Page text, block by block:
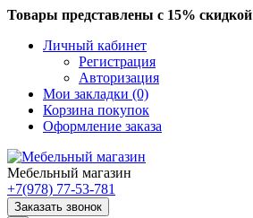
Товары представлены с 15% скидкой
Личный кабинет
Регистрация
Авторизация
Мои закладки (0)
Корзина покупок
Оформление заказа
Мебельный магазин
+7(978) 77-53-781
Заказать звонок